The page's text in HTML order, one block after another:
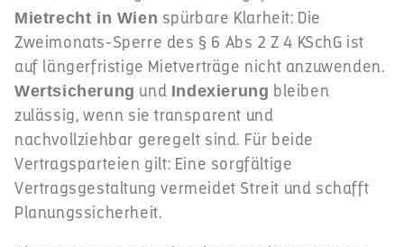
Mietrecht in Wien spürbare Klarheit: Die
Zweimonats-Sperre des § 6 Abs 2 Z 4 KSchG ist
auf längerfristige Mietverträge nicht anzuwenden.
Wertsicherung und Indexierung bleiben
zulässig, wenn sie transparent und
nachvollziehbar geregelt sind. Für beide
Vertragsparteien gilt: Eine sorgfältige
Vertragsgestaltung vermeidet Streit und schafft
Planungssicherheit.